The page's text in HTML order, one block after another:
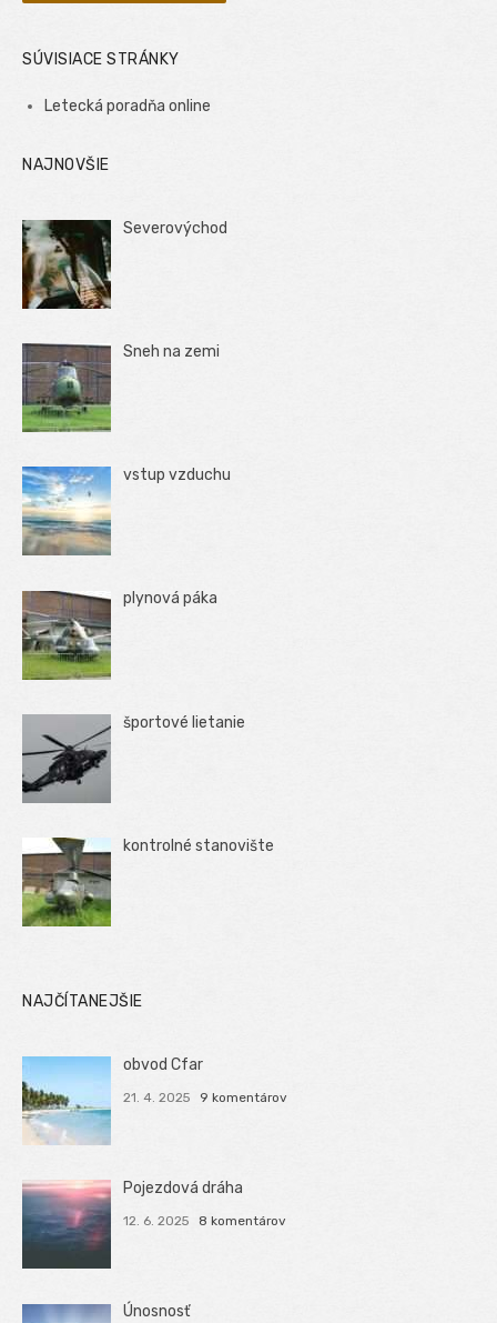
SÚVISIACE STRÁNKY
Letecká poradňa online
NAJNOVŠIE
Severovýchod
Sneh na zemi
vstup vzduchu
plynová páka
športové lietanie
kontrolné stanovište
NAJČÍTANEJŠIE
obvod Cfar
21. 4. 2025 9 komentárov
Pojezdová dráha
12. 6. 2025 8 komentárov
Únosnosť